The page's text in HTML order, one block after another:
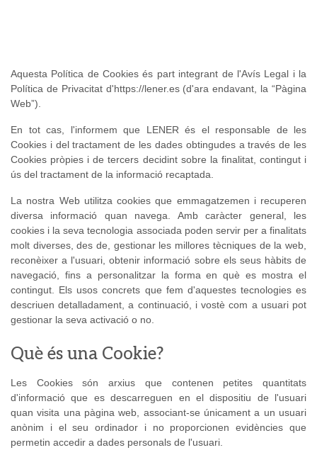
Aquesta Política de Cookies és part integrant de l'Avís Legal i la
Política de Privacitat d'https://lener.es (d'ara endavant, la “Pàgina
Web”).
En tot cas, l'informem que LENER és el responsable de les
Cookies i del tractament de les dades obtingudes a través de les
Cookies pròpies i de tercers decidint sobre la finalitat, contingut i
ús del tractament de la informació recaptada.
La nostra Web utilitza cookies que emmagatzemen i recuperen
diversa informació quan navega. Amb caràcter general, les
cookies i la seva tecnologia associada poden servir per a finalitats
molt diverses, des de, gestionar les millores tècniques de la web,
reconèixer a l'usuari, obtenir informació sobre els seus hàbits de
navegació, fins a personalitzar la forma en què es mostra el
contingut. Els usos concrets que fem d'aquestes tecnologies es
descriuen detalladament, a continuació, i vostè com a usuari pot
gestionar la seva activació o no.
Què és una Cookie?
Les Cookies són arxius que contenen petites quantitats
d'informació que es descarreguen en el dispositiu de l'usuari
quan visita una pàgina web, associant-se únicament a un usuari
anònim i el seu ordinador i no proporcionen evidències que
permetin accedir a dades personals de l'usuari.